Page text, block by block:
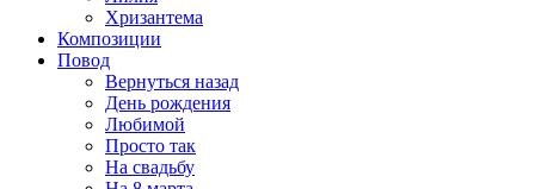
Хризантема
Композиции
Повод
Вернуться назад
День рождения
Любимой
Просто так
На свадьбу